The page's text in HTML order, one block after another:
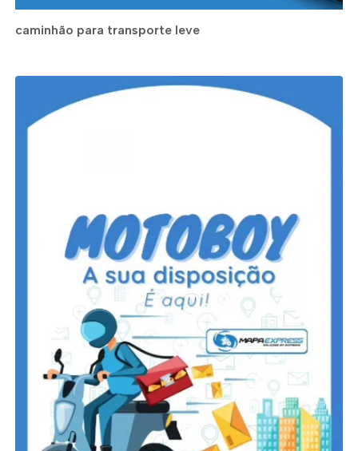
caminhão para transporte leve